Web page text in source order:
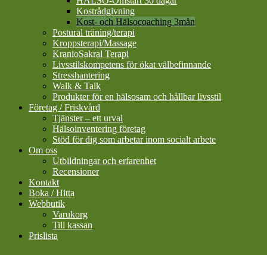
Kostrådgivning
Kost- och Hälsocoaching 3mån
Postural träning/terapi
Kroppsterapi/Massage
KranioSakral Terapi
Livsstilskompetens för ökat välbefinnande
Stresshantering
Walk & Talk
Produkter för en hälsosam och hållbar livsstil
Företag / Friskvård
Tjänster – ett urval
Hälsoinventering företag
Stöd för dig som arbetar inom socialt arbete
Om oss
Utbildningar och erfarenhet
Recensioner
Kontakt
Boka / Hitta
Webbutik
Varukorg
Till kassan
Prislista